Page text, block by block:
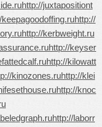
http://juxtapositiont
keepagoodoffing.ruhttp://
http://kerbweight.ru
http://keyser
http://kilowatt
kinozones.ruhttp://klei
http://knoc
http://laborr